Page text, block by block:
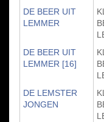
DE BEER UIT
LEMMER
DE BEER UIT
LEMMER [16]
DE LEMSTER
JONGEN